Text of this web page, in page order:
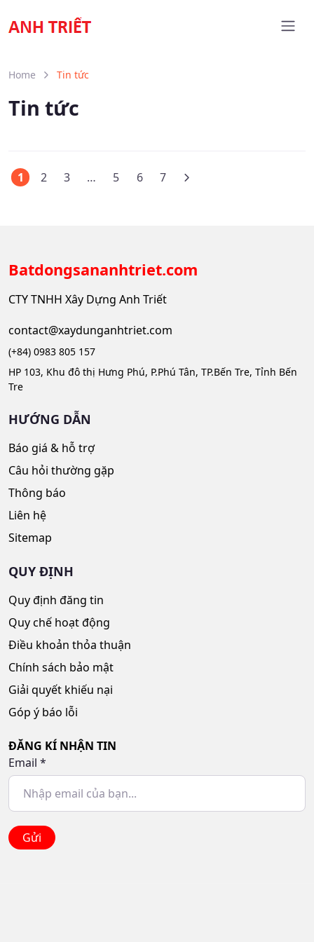
Home Tin tức
Tin tức
1 2 3 … 5 6 7
Batdongsananhtriet.com
CTY TNHH Xây Dựng Anh Triết
contact@xaydunganhtriet.com
(+84) 0983 805 157
HP 103, Khu đô thị Hưng Phú, P.Phú Tân, TP.Bến Tre, Tỉnh Bến
Tre
HƯỚNG DẪN
Báo giá & hỗ trợ
Câu hỏi thường gặp
Thông báo
Liên hệ
Sitemap
QUY ĐỊNH
Quy định đăng tin
Quy chế hoạt động
Điều khoản thỏa thuận
Chính sách bảo mật
Giải quyết khiếu nại
Góp ý báo lỗi
ĐĂNG KÍ NHẬN TIN
Email *
Gửi